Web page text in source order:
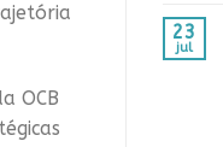
OCB
23
jul